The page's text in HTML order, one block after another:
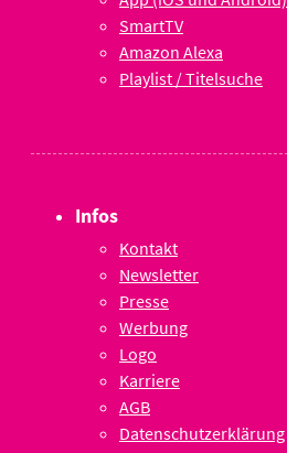
SmartTV
Amazon Alexa
Playlist / Titelsuche
Infos
Kontakt
Newsletter
Presse
Werbung
Logo
Karriere
AGB
Datenschutzerklärung